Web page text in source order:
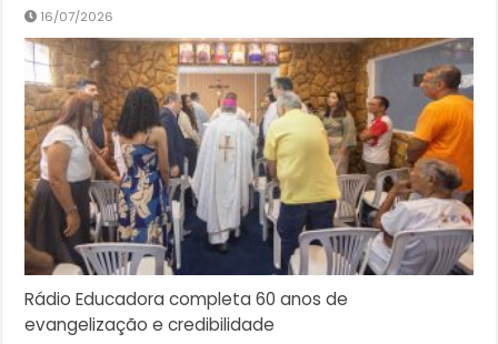
16/07/2026
Rádio Educadora completa 60 anos de
evangelização e credibilidade